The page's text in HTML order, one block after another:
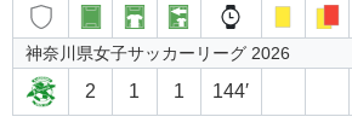
神奈川県女子サッカーリーグ 2026
2 1 1 144′